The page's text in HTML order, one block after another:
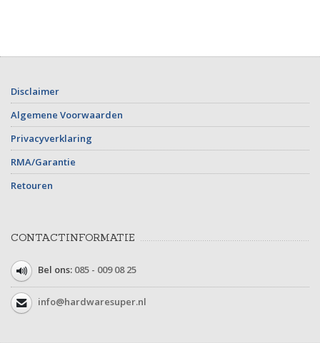
Disclaimer
Algemene Voorwaarden
Privacyverklaring
RMA/Garantie
Retouren
CONTACTINFORMATIE
Bel ons: 085 - 009 08 25
info@hardwaresuper.nl